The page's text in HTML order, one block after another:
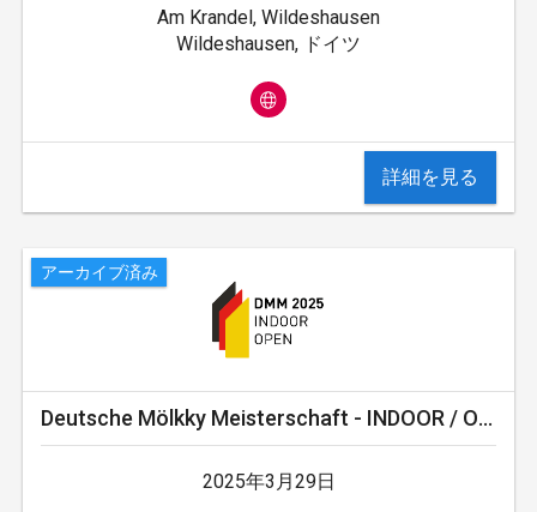
Am Krandel, Wildeshausen
Wildeshausen, ドイツ
詳細を見る
アーカイブ済み
Deutsche Mölkky Meisterschaft - INDOOR / OPEN
2025年3月29日